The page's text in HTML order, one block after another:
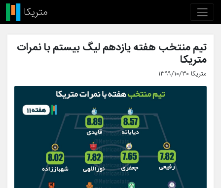
تیم منتخب هفته یازدهم لیگ بیستم با نمرات
متریکا
متریکا ۱۳۹۹/۱۰/۳۰